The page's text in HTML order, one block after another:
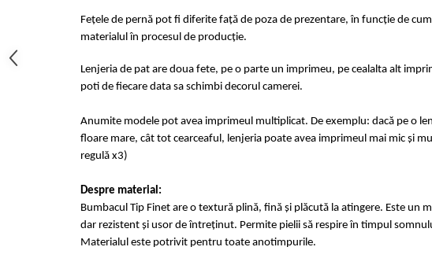
Fețele de pernă pot fi diferite față de poza de prezentare, în funcție de
materialul în procesul de producție.
Lenjeria de pat are doua fete, pe o parte un imprimeu, pe cealalta alt
poti de fiecare data sa schimbi decorul camerei.
Anumite modele pot avea imprimeul multiplicat. De exemplu: dacă pe o
floare mare, cât tot cearceaful, lenjeria poate avea imprimeul mai mic și
regulă x3)
Despre material:
Bumbacul Tip Finet are o textură plină, fină și plăcută la atingere. Este un
dar rezistent și usor de întreținut. Permite pielii să respire în timpul
Materialul este potrivit pentru toate anotimpurile.